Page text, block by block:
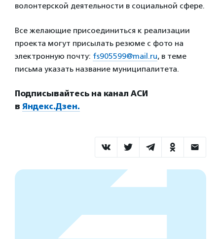
волонтерской деятельности в социальной сфере.
Все желающие присоединиться к реализации
проекта могут присылать резюме с фото на
электронную почту: fs905599@mail.ru, в теме
письма указать название муниципалитета.
Подписывайтесь на канал АСИ
в Яндекс.Дзен.